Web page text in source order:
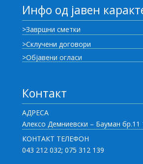
Инфо од јавен
>Завршни сметки
>Склучени договори
>Објавени огласи
Контакт
АДРЕСА
Алексо Демниевски – Бауман бр.11
КОНТАКТ ТЕЛЕФОН
043 212 032; 075 312 139